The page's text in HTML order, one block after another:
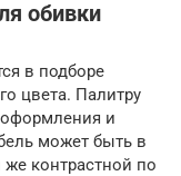
обивки
в подборе
цвета. Палитру
и
может быть в
контрастной по